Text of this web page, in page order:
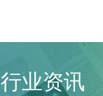
行业资讯